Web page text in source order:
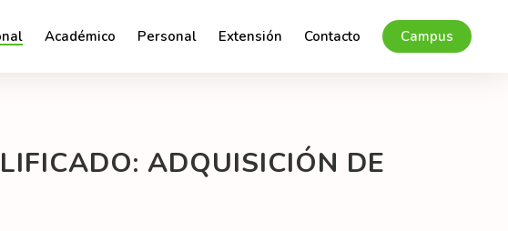
Académico Personal Extensión Contacto Campus
ADQUISICIÓN DE